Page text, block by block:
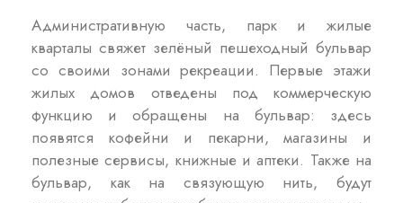
Административную часть, парк и жилые
кварталы свяжет зелёный пешеходный бульвар
со своими зонами рекреации. Первые этажи
жилых домов отведены под коммерческую
функцию и обращены на бульвар: здесь
появятся кофейни и пекарни, магазины и
полезные сервисы, книжные и аптеки. Также на
бульвар, как на связующую нить, будут